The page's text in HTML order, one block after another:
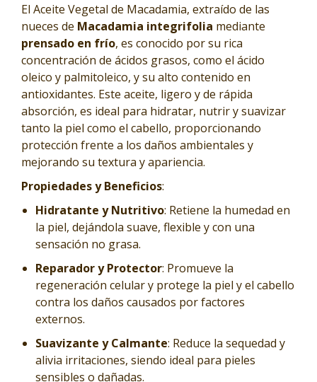
El Aceite Vegetal de Macadamia, extraído de las
nueces de Macadamia integrifolia mediante
prensado en frío, es conocido por su rica
concentración de ácidos grasos, como el ácido
oleico y palmitoleico, y su alto contenido en
antioxidantes. Este aceite, ligero y de rápida
absorción, es ideal para hidratar, nutrir y suavizar
tanto la piel como el cabello, proporcionando
protección frente a los daños ambientales y
mejorando su textura y apariencia.
Propiedades y Beneficios:
Hidratante y Nutritivo: Retiene la humedad en
la piel, dejándola suave, flexible y con una
sensación no grasa.
Reparador y Protector: Promueve la
regeneración celular y protege la piel y el cabello
contra los daños causados por factores
externos.
Suavizante y Calmante: Reduce la sequedad y
alivia irritaciones, siendo ideal para pieles
sensibles o dañadas.